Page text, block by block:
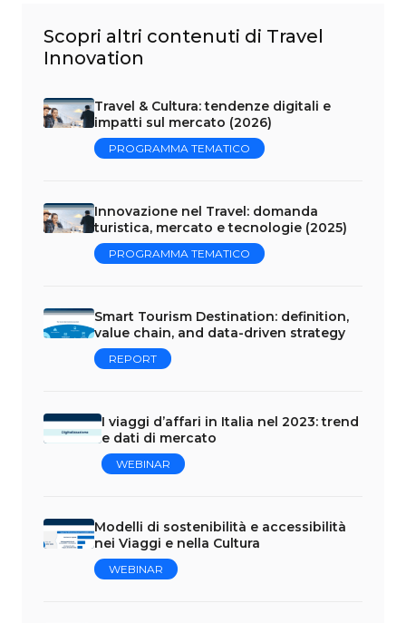
Scopri altri contenuti di Travel
Innovation
Travel & Cultura: tendenze digitali e
impatti sul mercato (2026)
PROGRAMMA TEMATICO
Innovazione nel Travel: domanda
turistica, mercato e tecnologie (2025)
PROGRAMMA TEMATICO
Smart Tourism Destination: definition,
value chain, and data-driven strategy
REPORT
I viaggi d’affari in Italia nel 2023: trend
e dati di mercato
WEBINAR
Modelli di sostenibilità e accessibilità
nei Viaggi e nella Cultura
WEBINAR